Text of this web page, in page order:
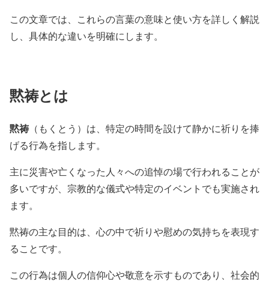
この文章では、これらの言葉の意味と使い方を詳しく解説
し、具体的な違いを明確にします。
黙祷とは
黙祷 （もくとう）は、特定の時間を設けて静かに祈りを捧
げる行為を指します。
主に災害や亡くなった人々への追悼の場で行われることが
多いですが、宗教的な儀式や特定のイベントでも実施され
ます。
黙祷の主な目的は、心の中で祈りや慰めの気持ちを表現す
ることです。
この行為は個人の信仰心や敬意を示すものであり、社会的